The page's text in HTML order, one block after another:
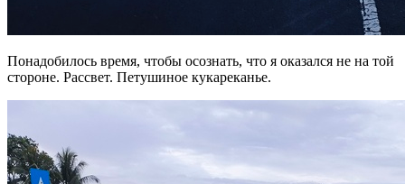
Понадобилось время, чтобы осознать, что я оказался не на той
стороне. Рассвет. Петушиное кукареканье.